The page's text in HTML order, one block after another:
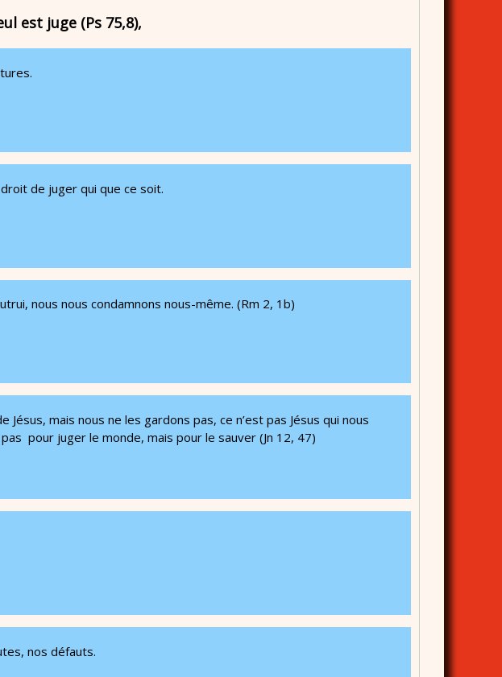
est juge (Ps 75,8),
de juger qui que ce soit.
nous nous condamnons nous-même. (Rm 2, 1b)
mais nous ne les gardons pas, ce n’est pas Jésus qui nous
pour juger le monde, mais pour le sauver (Jn 12, 47)
nos défauts.